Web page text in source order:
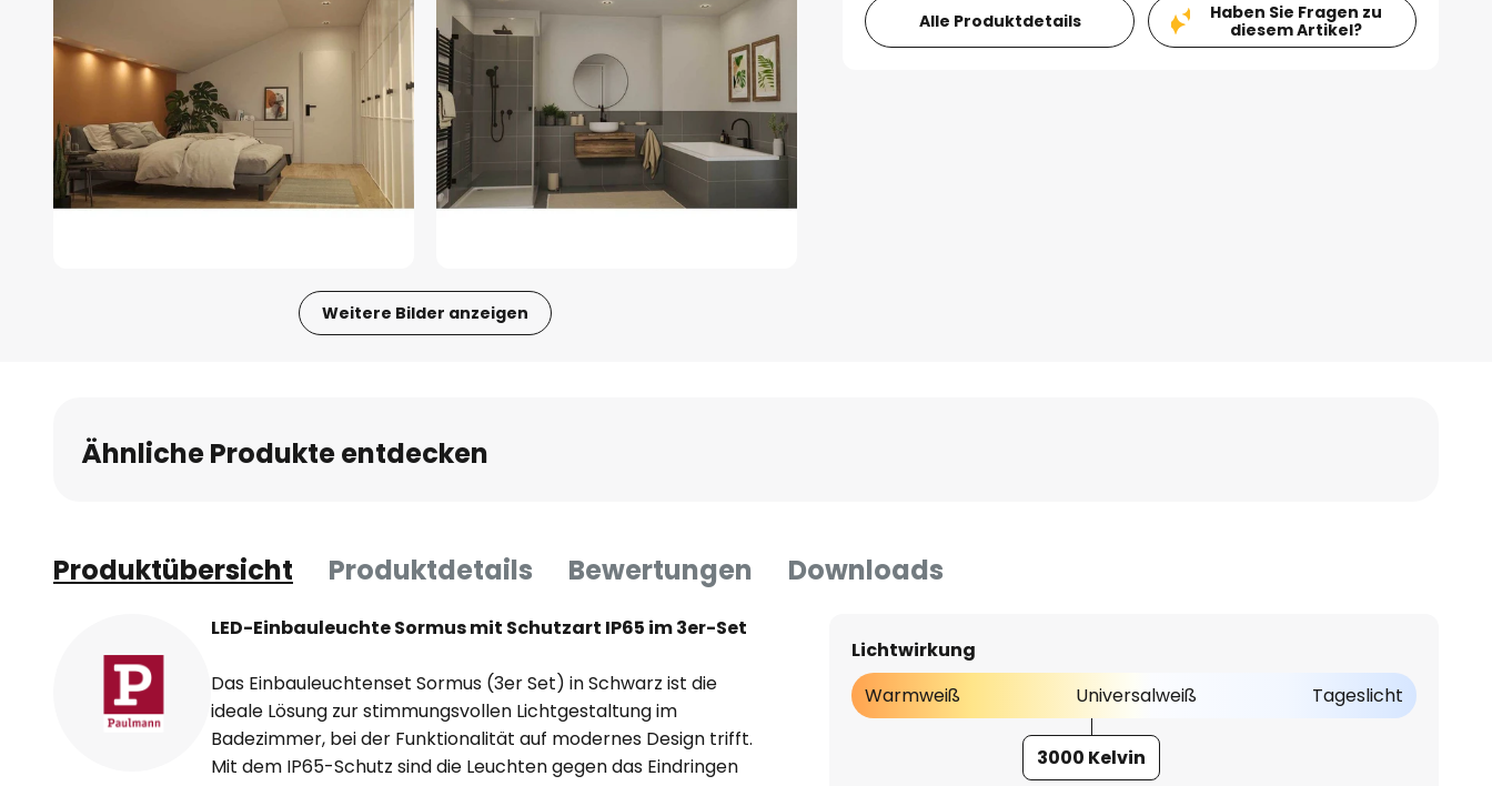
Weitere Bilder anzeigen
Bildgalerie
springen
Alle Produktdetails
Haben Sie Fragen zu
diesem Artikel?
Ähnliche Produkte entdecken
Produktübersicht Produktdetails Bewertungen Downloads
LED-Einbauleuchte Sormus mit Schutzart IP65 im 3er-Set
Das Einbauleuchtenset Sormus (3er Set) in Schwarz ist die
ideale Lösung zur stimmungsvollen Lichtgestaltung im
Badezimmer, bei der Funktionalität auf modernes Design trifft.
Mit dem IP65-Schutz sind die Leuchten gegen das Eindringen
Lichtwirkung
Warmweiß
Universalweiß Tageslicht
3000 Kelvin